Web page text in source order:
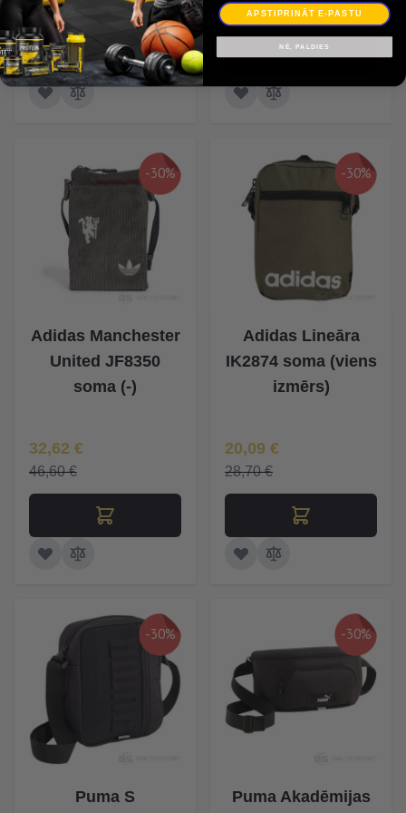
22,50 €
-30%
Adidas Manchester
United JF8350
soma (-)
Īpaša Cena
32,62 €
46,60 €
-30%
Adidas Lineāra
IK2874 soma (viens
izmērs)
Īpaša Cena
20,09 €
28,70 €
-30%
Puma S
-30%
Puma Akadēmijas
APSTIPRINĀT E-PASTU
NĒ, PALDIES